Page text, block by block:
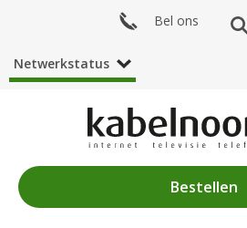
Bestellen
Bel ons
Netwerkstatus